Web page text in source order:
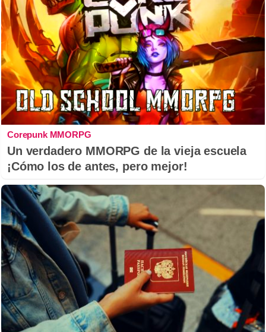
Corepunk MMORPG
Un verdadero MMORPG de la vieja escuela
¡Cómo los de antes, pero mejor!